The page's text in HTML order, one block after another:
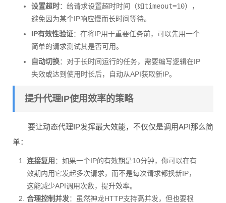
设置超时：给请求设置超时时间（如timeout=10），
避免因为某个IP响应慢而长时间等待。
IP有效性验证：在将IP用于重要任务前，可以先用一个
简单的请求测试其是否可用。
自动切换：对于长时间运行的任务，需要编写逻辑在IP
失效或达到使用时长后，自动从API获取新IP。
提升代理IP使用效率的策略
要让动态代理IP发挥最大效能，不仅仅是调用API那么简
单：
连接复用：如果一个IP的有效期是10分钟，你可以在有
效期内用它发起多次请求，而不是每次请求都换新IP，
这能减少API调用次数，提升效率。
合理控制并发：虽然神龙HTTP支持高并发，但也要根